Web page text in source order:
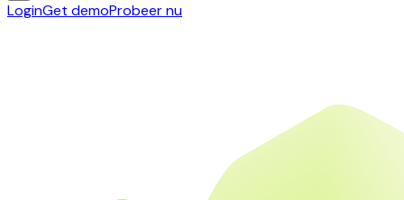
LoginGet demoProbeer nu